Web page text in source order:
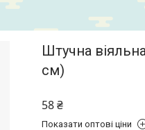
Штучна
см)
58 ₴
Показати оптові ціни